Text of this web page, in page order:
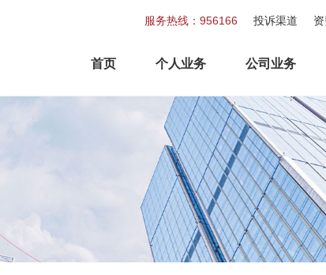
服务热线：956166 投诉渠道
首页 个人业务 公司业务